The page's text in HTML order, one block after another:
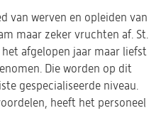
van werven en opleiden van
maar zeker vruchten af. St.
afgelopen jaar maar liefst
Die worden op dit
gespecialiseerde niveau.
heeft het personeel